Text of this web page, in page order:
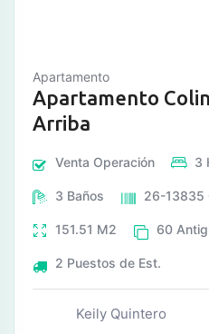
Apartamento
Apartamento
Arriba
Venta Operación 3
3 Baños 26-13835
151.51 M2 60
2 Puestos de Est.
Keily Quintero